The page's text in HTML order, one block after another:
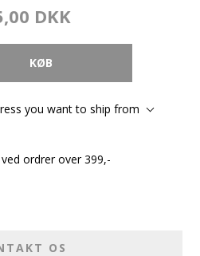
DKK
you want to ship from
ordrer over 399,-
OS